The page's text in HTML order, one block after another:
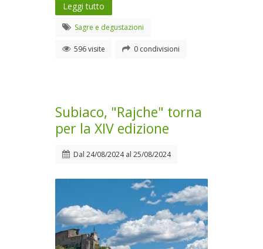
Leggi tutto
Sagre e degustazioni
596 visite 0 condivisioni
Subiaco, "Rajche" torna
per la XIV edizione
Dal 24/08/2024al 25/08/2024